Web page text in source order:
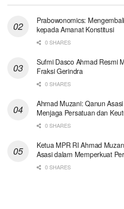
Prabowonomics:
kepada Amanat Konstitusi
0 SHARES
Sufmi Dasco Ahmad Resmi
Fraksi Gerindra
0 SHARES
Ahmad Muzani: Qanun
Menjaga Persatuan dan
0 SHARES
Ketua MPR RI Ahmad
Asasi dalam Memperkuat
0 SHARES